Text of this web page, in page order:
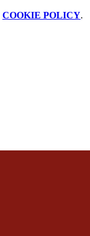
COOKIE POLICY.